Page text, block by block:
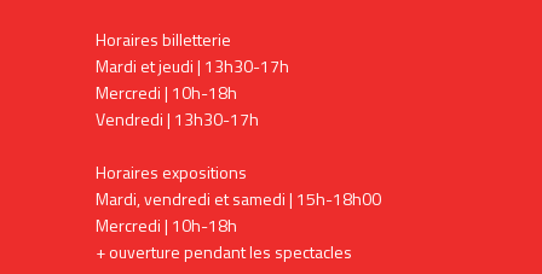
Horaires billetterie
Mardi et jeudi | 13h30-17h
Mercredi | 10h-18h
Vendredi | 13h30-17h
Horaires expositions
Mardi, vendredi et samedi | 15h-18h00
Mercredi | 10h-18h
+ ouverture pendant les spectacles